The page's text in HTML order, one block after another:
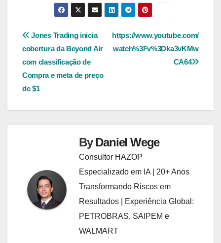
Navegação
de
Post
https://www.youtube.com/
watch%3Fv%3Dka3vKMw
CA64
Jones Trading inicia
cobertura da Beyond Air
com classificação de
Compra e meta de preço
de $1
ByDaniel Wege
Consultor HAZOP
Especializado em IA | 20+ Anos
Transformando Riscos em
Resultados | Experiência Global:
PETROBRAS, SAIPEM e
WALMART